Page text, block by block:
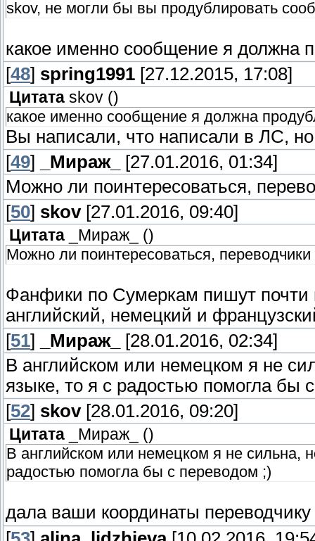
skov, не могли бы вы продублировать
какое именно сообщение я должна
[48] spring1991 [27.12.2015, 17:08]
Цитата skov ()
какое именно сообщение я должна
Вы написали, что написали в ЛС,
[49] _Мираж_
[27.01.2016, 01:34]
Можно ли поинтересоваться,
[50] skov[27.01.2016, 09:40]
Цитата _Мираж_ ()
Можно ли поинтересоваться,
Фанфики по Сумеркам пишут почти
английский, немецкий и
[51] _Мираж_
[28.01.2016, 02:34]
В английском или немецком я не
языке, то я с радостью помогла бы
[52] skov[28.01.2016, 09:20]
Цитата _Мираж_ ()
В английском или немецком я не сильна,
радостью помогла бы с переводом ;)
дала ваши координаты переводчику